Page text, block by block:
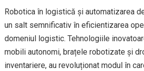
Robotica în logistică și automatizarea
un salt semnificativ în eficientizarea
domeniul logistic. Tehnologiile
mobili autonomi, brațele robotizate și
inventariere, au revoluționat modul în